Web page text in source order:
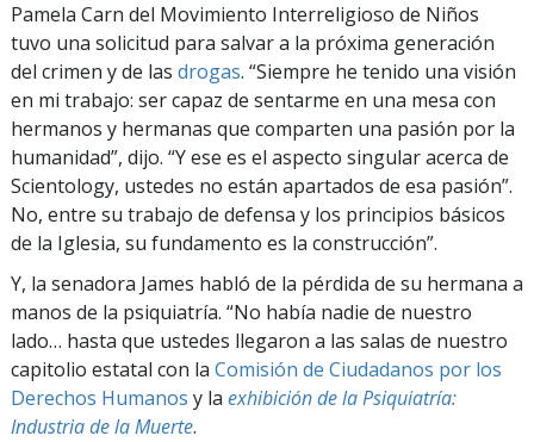
Pamela Carn del Movimiento Interreligioso de Niños
tuvo una solicitud para salvar a la próxima generación
del crimen y de las drogas. “Siempre he tenido una visión
en mi trabajo: ser capaz de sentarme en una mesa con
hermanos y hermanas que comparten una pasión por la
humanidad”, dijo. “Y ese es el aspecto singular acerca de
Scientology, ustedes no están apartados de esa pasión”.
No, entre su trabajo de defensa y los principios básicos
de la Iglesia, su fundamento es la construcción”.
Y, la senadora James habló de la pérdida de su hermana a
manos de la psiquiatría. “No había nadie de nuestro
lado… hasta que ustedes llegaron a las salas de nuestro
capitolio estatal con la Comisión de Ciudadanos por los
Derechos Humanos y la exhibición de la Psiquiatría:
Industria de la Muerte.